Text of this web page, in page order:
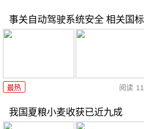
事关自动驾驶系统安全 相关国
最热 阅读
我国夏粮小麦收获已近九成